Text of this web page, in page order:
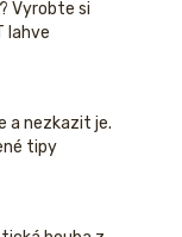
Vyrobte si
lahve
a nezkazit je.
tipy